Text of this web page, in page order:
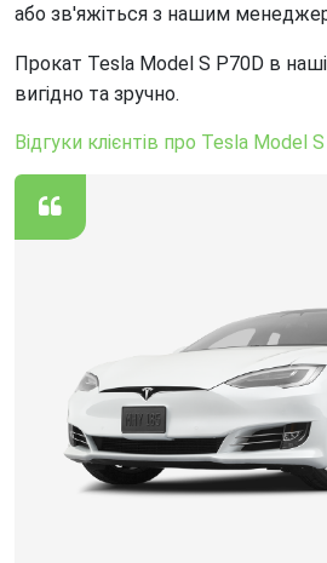
або зв'яжіться з нашим
Прокат Tesla Model S P70D в
вигідно та зручно.
Відгуки клієнтів про Tesla Model S